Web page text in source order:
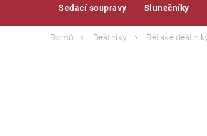
Sedací soupravy Slunečníky
Domů Deštníky Dětské